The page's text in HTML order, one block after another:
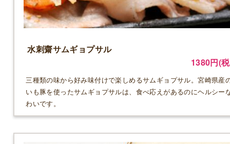
水刺齋サムギョプサル
1380円(
三種類の味から好み味付けで楽しめるサムギョプサル。宮崎県産
いも豚を使ったサムギョプサルは、食べ応えがあるのにヘルシー
わいです。